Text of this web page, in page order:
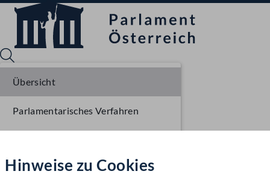
Hilfe
Hinweise zu Cookies
Übersicht
Parlamentarisches Verfahren